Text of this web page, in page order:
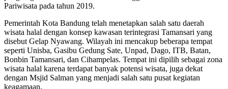
Pariwisata pada tahun 2019.
Pemerintah Kota Bandung telah menetapkan salah satu daerah
wisata halal dengan konsep kawasan terintegrasi Tamansari yang
disebut Gelap Nyawang. Wilayah ini mencakup beberapa tempat
seperti Unisba, Gasibu Gedung Sate, Unpad, Dago, ITB, Batan,
Bonbin Tamansari, dan Cihampelas. Tempat ini dipilih sebagai zona
wisata halal karena terdapat banyak potensi wisata, juga dekat
dengan Msjid Salman yang menjadi salah satu pusat kegiatan
keagamaan.